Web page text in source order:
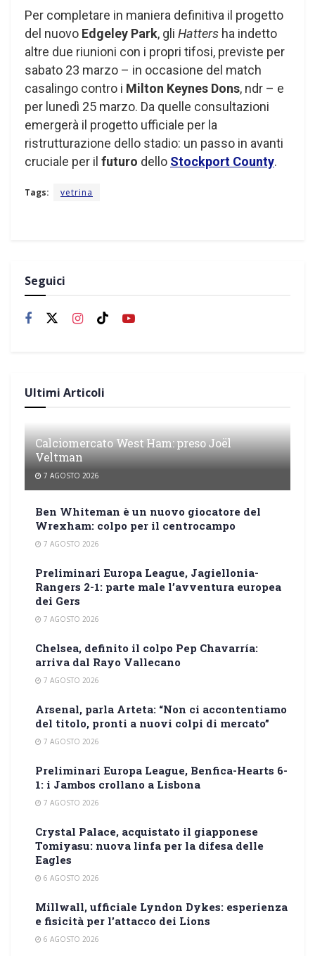
Per completare in maniera definitiva il progetto
del nuovo Edgeley Park, gli Hatters ha indetto
altre due riunioni con i propri tifosi, previste per
sabato 23 marzo – in occasione del match
casalingo contro i Milton Keynes Dons, ndr – e
per lunedì 25 marzo. Da quelle consultazioni
emergerà il progetto ufficiale per la
ristrutturazione dello stadio: un passo in avanti
cruciale per il futuro dello Stockport County.
Tags: vetrina
Seguici
Ultimi Articoli
Calciomercato West Ham: preso Joël
Veltman
7 AGOSTO 2026
Ben Whiteman è un nuovo giocatore del
Wrexham: colpo per il centrocampo
7 AGOSTO 2026
Preliminari Europa League, Jagiellonia-
Rangers 2-1: parte male l’avventura europea
dei Gers
7 AGOSTO 2026
Chelsea, definito il colpo Pep Chavarría:
arriva dal Rayo Vallecano
7 AGOSTO 2026
Arsenal, parla Arteta: “Non ci accontentiamo
del titolo, pronti a nuovi colpi di mercato”
7 AGOSTO 2026
Preliminari Europa League, Benfica-Hearts 6-
1: i Jambos crollano a Lisbona
7 AGOSTO 2026
Crystal Palace, acquistato il giapponese
Tomiyasu: nuova linfa per la difesa delle
Eagles
6 AGOSTO 2026
Millwall, ufficiale Lyndon Dykes: esperienza
e fisicità per l’attacco dei Lions
6 AGOSTO 2026